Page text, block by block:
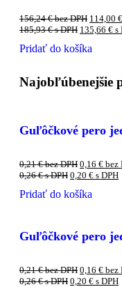
156,24€bez DPH 114,00 €
185,93€s DPH 135,66 € s
Pridať do košíka
Najobľúbenejšie
Guľôčkové pero
0,21€bez DPH 0,16 € bez
0,26€s DPH 0,20 € s DPH
Pridať do košíka
Guľôčkové pero
0,21€bez DPH 0,16 € bez
0,26€s DPH 0,20 € s DPH